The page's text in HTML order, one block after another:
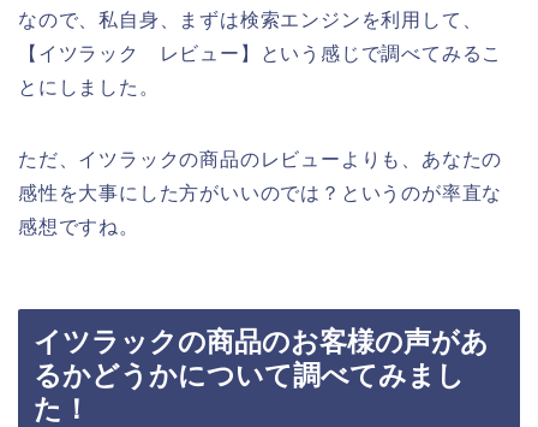
なので、私自身、まずは検索エンジンを利用して、
【イツラック レビュー】という感じで調べてみるこ
とにしました。
ただ、イツラックの商品のレビューよりも、あなたの
感性を大事にした方がいいのでは？というのが率直な
感想ですね。
イツラックの商品のお客様の声があ
るかどうかについて調べてみまし
た！